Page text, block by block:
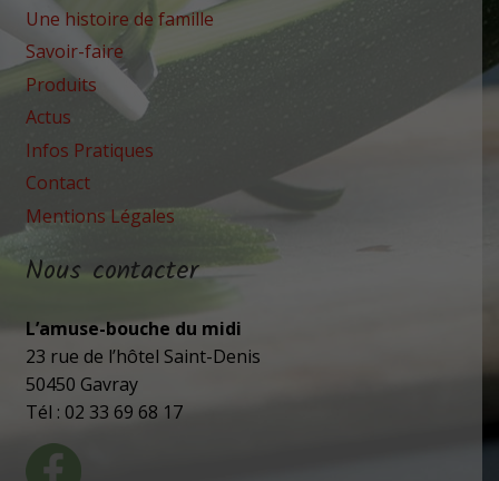
Une histoire de famille
Savoir-faire
Produits
Actus
Infos Pratiques
Contact
Mentions Légales
Nous contacter
L’amuse-bouche du midi
23 rue de l’hôtel Saint-Denis
50450 Gavray
Tél : 02 33 69 68 17